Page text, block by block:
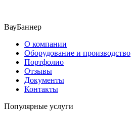
ВауБаннер
О компании
Оборудование и производство
Портфолио
Отзывы
Документы
Контакты
Популярные услуги